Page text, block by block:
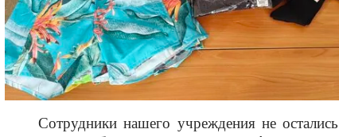
Сотрудники нашего учреждения не